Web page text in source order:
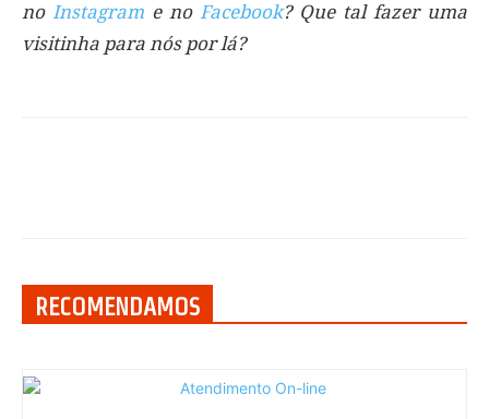
no Instagrame no Facebook? Que tal fazer uma
visitinha para nós por lá?
RECOMENDAMOS